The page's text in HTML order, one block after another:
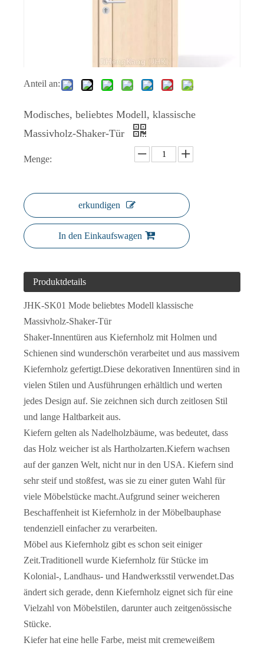
Anteil an:
Modisches, beliebtes Modell, klassische
Massivholz-Shaker-Tür
Menge:
erkundigen
In den Einkaufswagen
Produktdetails
JHK-SK01 Mode beliebtes Modell klassische
Massivholz-Shaker-Tür
Shaker-Innentüren aus Kiefernholz mit Holmen und
Schienen sind wunderschön verarbeitet und aus massivem
Kiefernholz gefertigt.Diese dekorativen Innentüren sind in
vielen Stilen und Ausführungen erhältlich und werten
jedes Design auf. Sie zeichnen sich durch zeitlosen Stil
und lange Haltbarkeit aus.
Kiefern gelten als Nadelholzbäume, was bedeutet, dass
das Holz weicher ist als Hartholzarten.Kiefern wachsen
auf der ganzen Welt, nicht nur in den USA. Kiefern sind
sehr steif und stoßfest, was sie zu einer guten Wahl für
viele Möbelstücke macht.Aufgrund seiner weicheren
Beschaffenheit ist Kiefernholz in der Möbelbauphase
tendenziell einfacher zu verarbeiten.
Möbel aus Kiefernholz gibt es schon seit einiger
Zeit.Traditionell wurde Kiefernholz für Stücke im
Kolonial-, Landhaus- und Handwerksstil verwendet.Das
ändert sich gerade, denn Kiefernholz eignet sich für eine
Vielzahl von Möbelstilen, darunter auch zeitgenössische
Stücke.
Kiefer hat eine helle Farbe, meist mit cremeweißem